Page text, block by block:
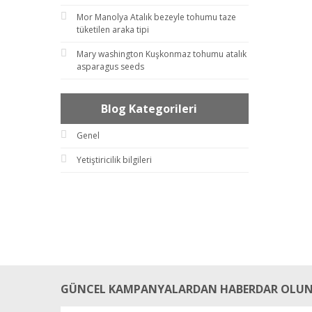
Mor Manolya Atalık bezeyle tohumu taze
tüketilen araka tipi
Mary washington Kuşkonmaz tohumu atalık
asparagus seeds
Blog Kategorileri
Genel
Yetiştiricilik bilgileri
GÜNCEL KAMPANYALARDAN HABERDAR